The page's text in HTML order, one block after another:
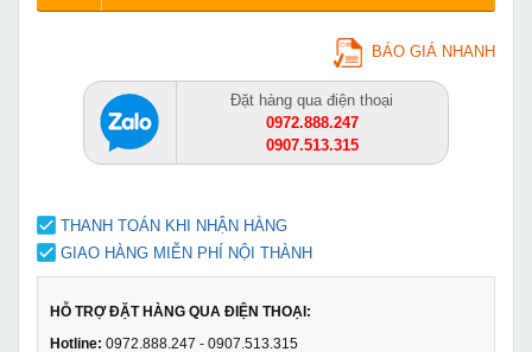
BÁO GIÁ NHANH
Đặt hàng qua điện thoại
0972.888.247
0907.513.315
THANH TOÁN KHI NHẬN HÀNG
GIAO HÀNG MIỄN PHÍ NỘI THÀNH
HỖ TRỢ ĐẶT HÀNG QUA ĐIỆN THOẠI:
Hotline: 0972.888.247 - 0907.513.315